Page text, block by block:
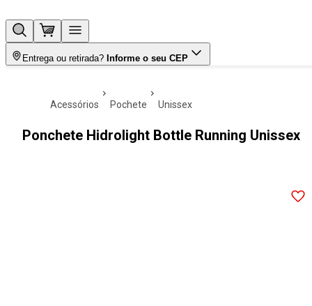
Entrega ou retirada? Informe o seu CEP
acessórios pochete unissex
Ponchete Hidrolight Bottle Running Unissex